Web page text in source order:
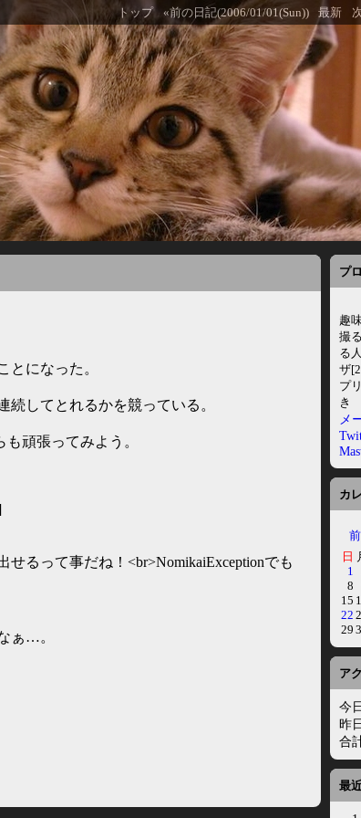
トップ «前の日記(2006/01/01(Sun)) 最新
とになった。
してとれるかを競っている。
頑張ってみよう。
るって事だね！<br>NomikaiExceptionでも
ぁ…。
プ
趣
撮
る
ザ
プ
き
メ
カ
前
日
1
8
15
22
29
ア
今
昨
合
最